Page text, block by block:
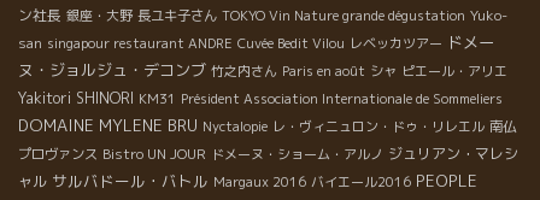
ン社長 銀座・大野 長ユキ子さん TOKYO Vin Nature grande dégustation Yuko-
san singapour restaurant ANDRE Cuvée Bedit Vilou レベッカツアー ドメー
ヌ・ジョルジュ・デコンブ 竹之内さん Paris en août シャ ピエール・アリエ
Yakitori SHINORI KM31 Président Association Internationale de Sommeliers
DOMAINE MYLENE BRU Nyctalopie レ・ヴィニュロン・ドゥ・リレエル 南仏
プロヴァンス Bistro UN JOUR ドメーヌ・ショーム・アルノ ジュリアン・マレシ
ャル サルバドール・バトル Margaux 2016 バイエール2016 PEOPLE